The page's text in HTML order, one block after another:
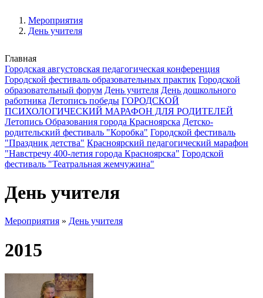
Мероприятия
День учителя
Главная
Городская августовская педагогическая конференция
Городской фестиваль образовательных практик Городской
образовательный форум День учителя День дошкольного
работника Летопись победы ГОРОДСКОЙ
ПСИХОЛОГИЧЕСКИЙ МАРАФОН ДЛЯ РОДИТЕЛЕЙ
Летопись Образования города Красноярска Детско-
родительский фестиваль "Коробка" Городской фестиваль
"Праздник детства" Красноярский педагогический марафон
"Навстречу 400-летия города Красноярска" Городской
фестиваль "Театральная жемчужина"
День учителя
Мероприятия » День учителя
2015